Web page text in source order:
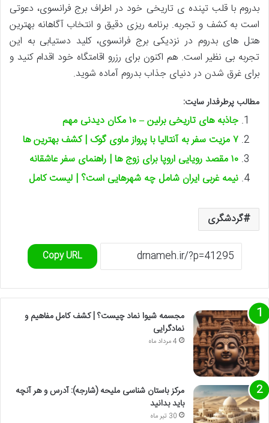
بدروم با قلب تپنده ی تاریخی خود در اطراف برج فرانسوی، دعوتی
است به کشف و تجربه. برنامه ریزی دقیق و انتخاب آگاهانه بهترین
هتل های بدروم در نزدیکی برج فرانسوی، کلید دستیابی به این
تجربه بی نظیر است. هم اکنون برای رزرو اقامتگاه خود اقدام کنید و
برای غرق شدن در دنیای جذاب بدروم آماده شوید.
مطالب پرطرفدار سایت:
جاذبه های تاریخی برلین – ۱۰ مکان دیدنی مهم
۷ مزیت سفر به آنتالیا با پرواز ماوی گوک | کشف بهترین ها
۱۰ مقصد رویایی اروپا برای زوج ها | راهنمای سفر عاشقانه
نیمه غربی ایران شامل چه شهرهایی است؟ | لیست کامل
گردشگری
Copy URL
مجسمه شیوا نماد چیست؟ | کشف کامل مفاهیم و
نمادگرایی
4 مرداد ماه
مرکز باستان شناسی ملیحه (شارجه): آدرس و هر آنچه
باید بدانید
30 تیر ماه